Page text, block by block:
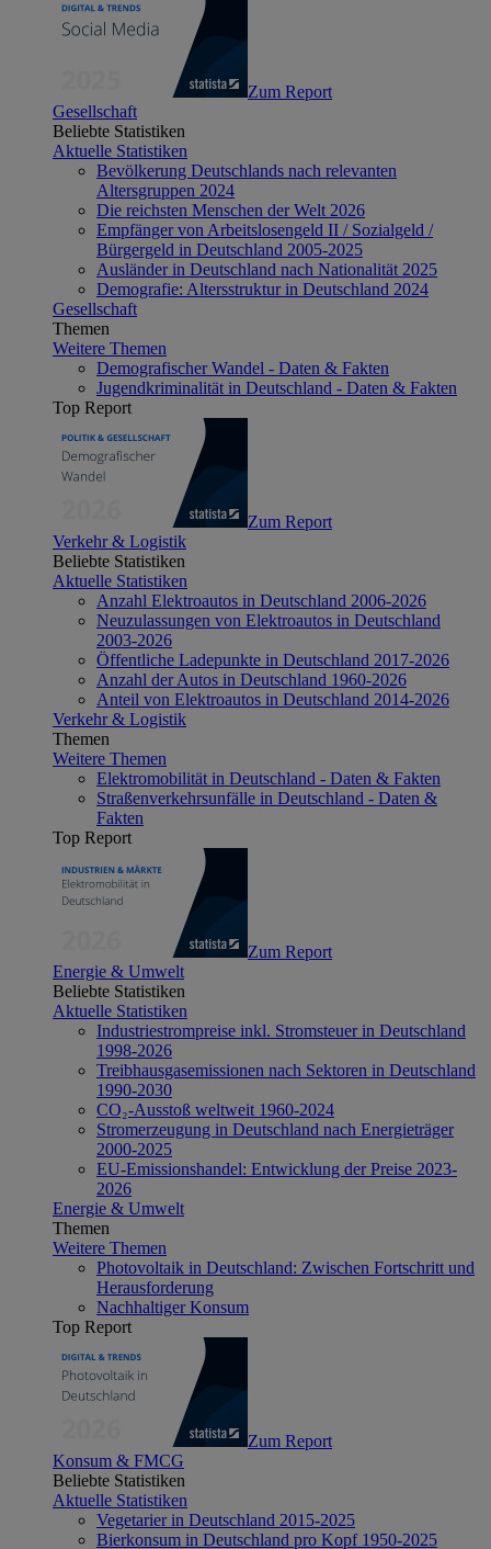
Zum Report
Gesellschaft
Beliebte Statistiken
Aktuelle Statistiken
Bevölkerung Deutschlands nach relevanten
Altersgruppen 2024
Die reichsten Menschen der Welt 2026
Empfänger von Arbeitslosengeld II / Sozialgeld /
Bürgergeld in Deutschland 2005-2025
Ausländer in Deutschland nach Nationalität 2025
Demografie: Altersstruktur in Deutschland 2024
Gesellschaft
Themen
Weitere Themen
Demografischer Wandel - Daten & Fakten
Jugendkriminalität in Deutschland - Daten & Fakten
Top Report
Zum Report
Verkehr & Logistik
Beliebte Statistiken
Aktuelle Statistiken
Anzahl Elektroautos in Deutschland 2006-2026
Neuzulassungen von Elektroautos in Deutschland
2003-2026
Öffentliche Ladepunkte in Deutschland 2017-2026
Anzahl der Autos in Deutschland 1960-2026
Anteil von Elektroautos in Deutschland 2014-2026
Verkehr & Logistik
Themen
Weitere Themen
Elektromobilität in Deutschland - Daten & Fakten
Straßenverkehrsunfälle in Deutschland - Daten &
Fakten
Top Report
Zum Report
Energie & Umwelt
Beliebte Statistiken
Aktuelle Statistiken
Industriestrompreise inkl. Stromsteuer in Deutschland
1998-2026
Treibhausgasemissionen nach Sektoren in Deutschland
1990-2030
CO₂-Ausstoß weltweit 1960-2024
Stromerzeugung in Deutschland nach Energieträger
2000-2025
EU-Emissionshandel: Entwicklung der Preise 2023-
2026
Energie & Umwelt
Themen
Weitere Themen
Photovoltaik in Deutschland: Zwischen Fortschritt und
Herausforderung
Nachhaltiger Konsum
Top Report
Zum Report
Konsum & FMCG
Beliebte Statistiken
Aktuelle Statistiken
Vegetarier in Deutschland 2015-2025
Bierkonsum in Deutschland pro Kopf 1950-2025